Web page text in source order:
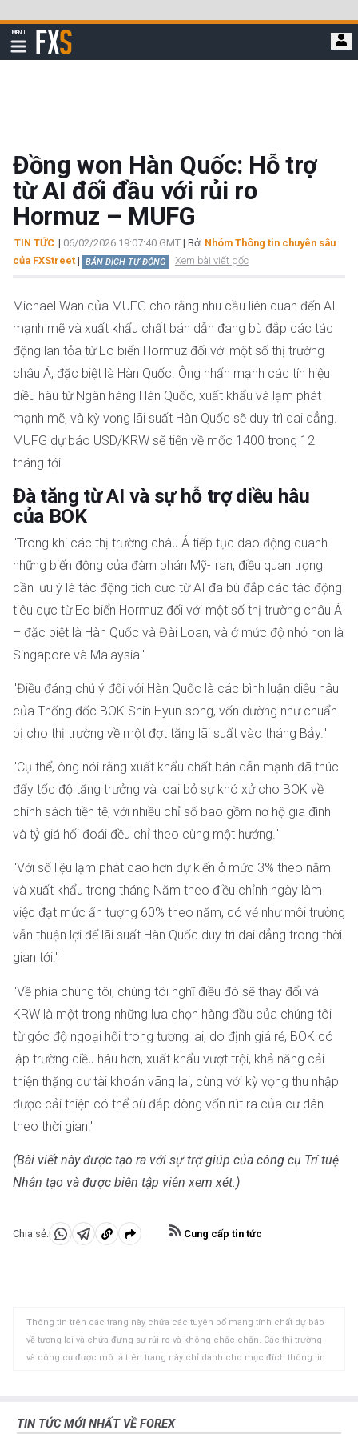
qua
đi
MENU
Hiển
thị
FXStreet
Đồng won Hàn Quốc: Hỗ trợ
từ AI đối đầu với rủi ro
Hormuz – MUFG
TIN TỨC | 06/02/2026 19:07:40 GMT | Bởi Nhóm Thông tin chuyên sâu
của FXStreet | BẢN DỊCH TỰ ĐỘNG Xem bài viết gốc
Michael Wan của MUFG cho rằng nhu cầu liên quan đến AI
mạnh mẽ và xuất khẩu chất bán dẫn đang bù đắp các tác
động lan tỏa từ Eo biển Hormuz đối với một số thị trường
châu Á, đặc biệt là Hàn Quốc. Ông nhấn mạnh các tín hiệu
diều hâu từ Ngân hàng Hàn Quốc, xuất khẩu và lạm phát
mạnh mẽ, và kỳ vọng lãi suất Hàn Quốc sẽ duy trì dai dẳng.
MUFG dự báo USD/KRW sẽ tiến về mốc 1400 trong 12
tháng tới.
Đà tăng từ AI và sự hỗ trợ diều hâu
của BOK
"Trong khi các thị trường châu Á tiếp tục dao động quanh
những biến động của đàm phán Mỹ-Iran, điều quan trọng
cần lưu ý là tác động tích cực từ AI đã bù đắp các tác động
tiêu cực từ Eo biển Hormuz đối với một số thị trường châu Á
– đặc biệt là Hàn Quốc và Đài Loan, và ở mức độ nhỏ hơn là
Singapore và Malaysia."
"Điều đáng chú ý đối với Hàn Quốc là các bình luận diều hâu
của Thống đốc BOK Shin Hyun-song, vốn dường như chuẩn
bị cho thị trường về một đợt tăng lãi suất vào tháng Bảy."
"Cụ thể, ông nói rằng xuất khẩu chất bán dẫn mạnh đã thúc
đẩy tốc độ tăng trưởng và loại bỏ sự khó xử cho BOK về
chính sách tiền tệ, với nhiều chỉ số bao gồm nợ hộ gia đình
và tỷ giá hối đoái đều chỉ theo cùng một hướng."
"Với số liệu lạm phát cao hơn dự kiến ở mức 3% theo năm
và xuất khẩu trong tháng Năm theo điều chỉnh ngày làm
việc đạt mức ấn tượng 60% theo năm, có vẻ như môi trường
vẫn thuận lợi để lãi suất Hàn Quốc duy trì dai dẳng trong thời
gian tới."
"Về phía chúng tôi, chúng tôi nghĩ điều đó sẽ thay đổi và
KRW là một trong những lựa chọn hàng đầu của chúng tôi
từ góc độ ngoại hối trong tương lai, do định giá rẻ, BOK có
lập trường diều hâu hơn, xuất khẩu vượt trội, khả năng cải
thiện thặng dư tài khoản vãng lai, cùng với kỳ vọng thu nhập
được cải thiện có thể bù đắp dòng vốn rút ra của cư dân
theo thời gian."
(Bài viết này được tạo ra với sự trợ giúp của công cụ Trí tuệ
Nhân tạo và được biên tập viên xem xét.)
Chia sẻ:
Chia Chia Sao
tạm
Cung cấp tin tức
Thông tin trên các trang này chứa các tuyên bố mang tính chất dự báo
về tương lai và chứa đựng sự rủi ro và không chắc chắn. Các thị trường
và công cụ được mô tả trên trang này chỉ dành cho mục đích thông tin
hoặc sai sót trọng yếu. FXStreet cũng không đảm bảo rằng thông tin này
TIN TỨC MỚI NHẤT VỀ FOREX